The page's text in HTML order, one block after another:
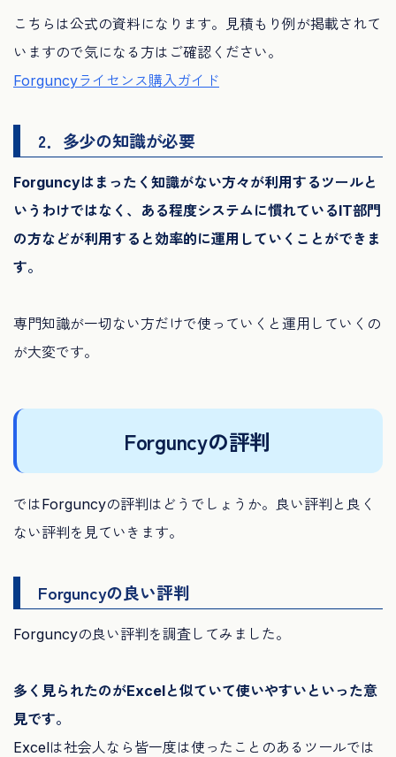
こちらは公式の資料になります。見積もり例が掲載されて
いますので気になる方はご確認ください。
Forguncyライセンス購入ガイド
2．多少の知識が必要
Forguncyはまったく知識がない方々が利用するツールと
いうわけではなく、ある程度システムに慣れているIT部門
の方などが利用すると効率的に運用していくことができま
す。
専門知識が一切ない方だけで使っていくと運用していくの
が大変です。
Forguncyの評判
ではForguncyの評判はどうでしょうか。良い評判と良く
ない評判を見ていきます。
Forguncyの良い評判
Forguncyの良い評判を調査してみました。
多く見られたのがExcelと似ていて使いやすいといった意
見です。
Excelは社会人なら皆一度は使ったことのあるツールでは